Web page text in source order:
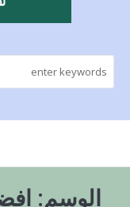
الوسم: